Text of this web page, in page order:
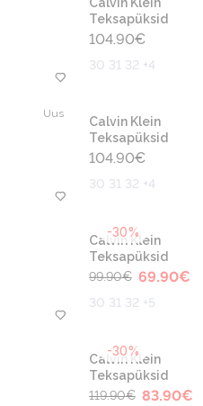
Teksapüksid
104.90€
30 31 32 +4
Uus
Calvin Klein
Teksapüksid
104.90€
30 31 32 +4
-30%
Calvin Klein
Teksapüksid
99.90€ 69.90€
30 31 32 +5
-30%
Calvin Klein
Teksapüksid
119.90€ 83.90€